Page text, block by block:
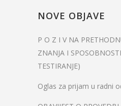
NOVE OBJAVE
P O Z I V NA
ZNANJA I
TESTIRANJE)
Oglas za prijam u radni